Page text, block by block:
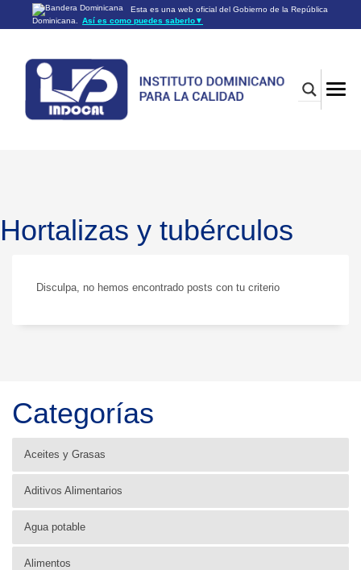
Esta es una web oficial del Gobierno de la República
Dominicana.
Así es como puedes saberlo▼
Los sitios web oficiales utilizan .gob.do o .gov.do
Los sitios web oficiales .gob.do o .gov.do seguros utilizan
HTTPS
Un candado (🔒) o
https://
significa que estás conectado a un
sitio seguro dentro de .gob.do o .gov.do. Comparte información
confidencial sólo en los sitios seguros de .gob.do o .gov.do.
Hortalizas y tubérculos
Disculpa, no hemos encontrado posts con tu criterio
Categorías
Aceites y Grasas
Aditivos Alimentarios
Agua potable
Alimentos